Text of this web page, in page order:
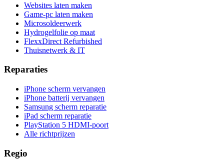
Websites laten maken
Game-pc laten maken
Microsoldeerwerk
Hydrogelfolie op maat
FlexxDirect Refurbished
Thuisnetwerk & IT
Reparaties
iPhone scherm vervangen
iPhone batterij vervangen
Samsung scherm reparatie
iPad scherm reparatie
PlayStation 5 HDMI-poort
Alle richtprijzen
Regio